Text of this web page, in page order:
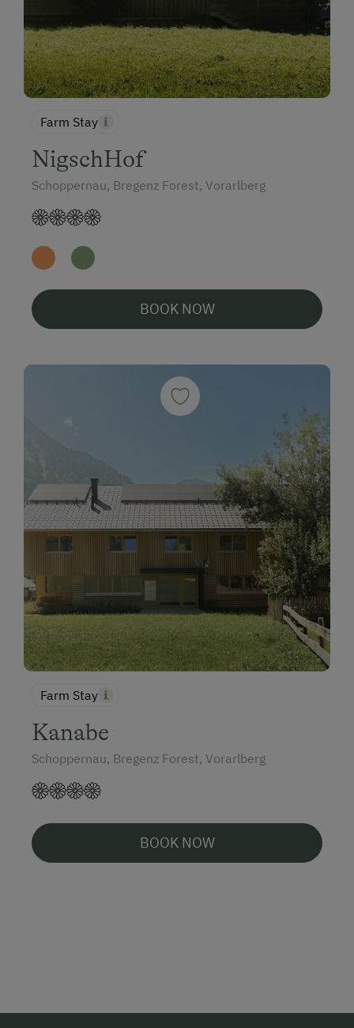
Farm Stay
NigschHof
Schoppernau, Bregenz Forest, Vorarlberg
BOOK NOW
Farm Stay
Kanabe
Schoppernau, Bregenz Forest, Vorarlberg
BOOK NOW